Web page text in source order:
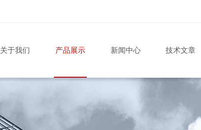
关于我们 产品展示 新闻中心 技术文章